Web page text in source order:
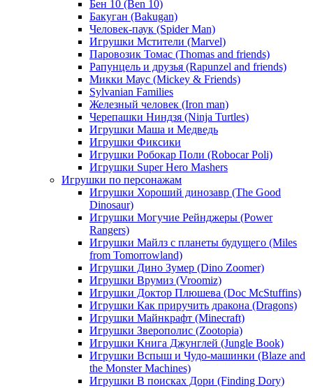
Бен 10 (Ben 10)
Бакуган (Bakugan)
Человек-паук (Spider Man)
Игрушки Мстители (Marvel)
Паровозик Томас (Thomas and friends)
Рапунцель и друзья (Rapunzel and friends)
Микки Маус (Mickey & Friends)
Sylvanian Families
Железный человек (Iron man)
Черепашки Ниндзя (Ninja Turtles)
Игрушки Маша и Медведь
Игрушки Фиксики
Игрушки Робокар Поли (Robocar Poli)
Игрушки Super Hero Mashers
Игрушки по персонажам
Игрушки Хороший динозавр (The Good
Dinosaur)
Игрушки Могучие Рейнджеры (Power
Rangers)
Игрушки Майлз с планеты будущего (Miles
from Tomorrowland)
Игрушки Дино Зумер (Dino Zoomer)
Игрушки Врумиз (Vroomiz)
Игрушки Доктор Плюшева (Doc McStuffins)
Игрушки Как приручить дракона (Dragons)
Игрушки Майнкрафт (Minecraft)
Игрушки Зверополис (Zootopia)
Игрушки Книга Джунглей (Jungle Book)
Игрушки Вспыш и Чудо-машинки (Blaze and
the Monster Machines)
Игрушки В поисках Дори (Finding Dory)